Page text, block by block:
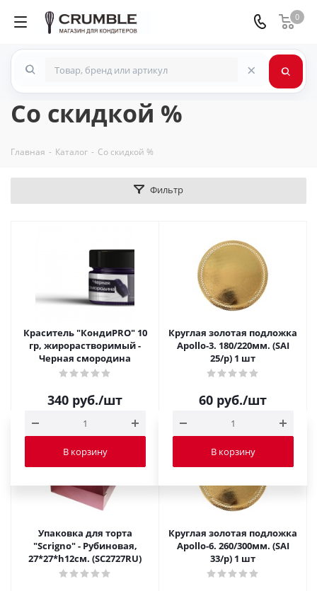
0
×
Со скидкой %
Главная - Каталог - Со скидкой %
Фильтр
Краситель "КондиPRO" 10
гр, жирорастворимый -
Черная смородина
340 руб./шт
В корзину
Круглая золотая подложка
Apollo-3. 180/220мм. (SAI
25/p) 1 шт
60 руб./шт
В корзину
Упаковка для торта
"Scrigno" - Рубиновая,
27*27*h12см. (SC2727RU)
Круглая золотая подложка
Apollo-6. 260/300мм. (SAI
33/p) 1 шт